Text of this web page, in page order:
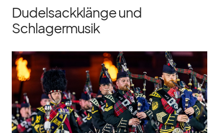
Dudelsackklänge und
Schlagermusik